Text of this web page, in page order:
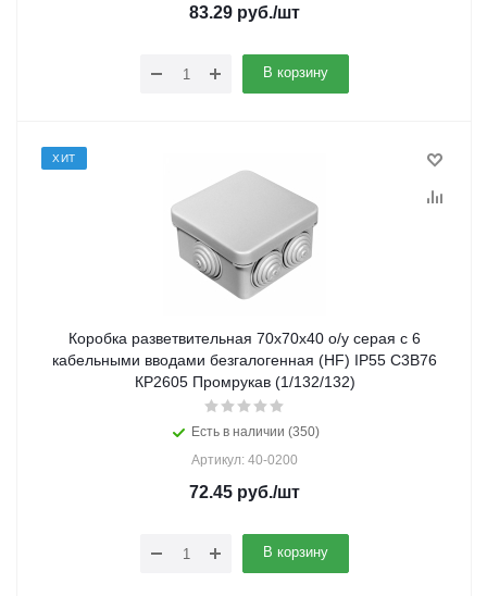
83.29 руб./шт
В корзину
ХИТ
Коробка разветвительная 70х70х40 о/у серая с 6
кабельными вводами безгалогенная (HF) IP55 С3В76
КР2605 Промрукав (1/132/132)
Есть в наличии (350)
Артикул: 40-0200
72.45 руб./шт
В корзину